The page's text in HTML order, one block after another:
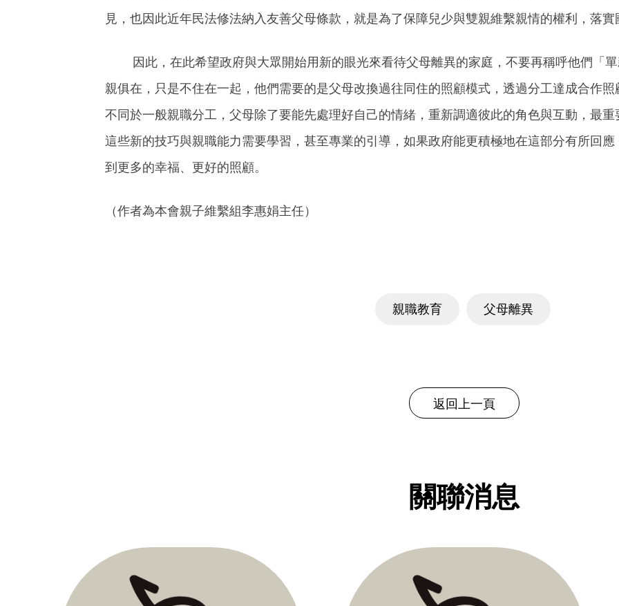
見，也因此近年民法修法納入友善父母條款，就是為了保障兒少與雙親維繫親情的權利，落
因此，在此希望政府與大眾開始用新的眼光來看待父母離異的家庭，不要再稱呼他們「單
親俱在，只是不住在一起，他們需要的是父母改換過往同住的照顧模式，透過分工達成合作
不同於一般親職分工，父母除了要能先處理好自己的情緒，重新調適彼此的角色與互動，最
這些新的技巧與親職能力需要學習，甚至專業的引導，如果政府能更積極地在這部分有所回
到更多的幸福、更好的照顧。
（作者為本會親子維繫組李惠娟主任）
親職教育 父母離異
返回上一頁
關聯消息